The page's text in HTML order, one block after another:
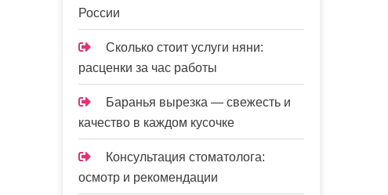
России
Сколько стоит услуги няни:
расценки за час работы
Баранья вырезка — свежесть и
качество в каждом кусочке
Консультация стоматолога:
осмотр и рекомендации